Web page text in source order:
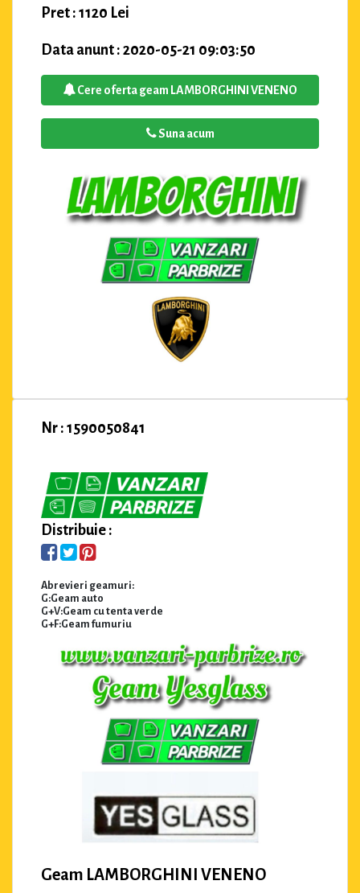
Pret : 1120 Lei
Data anunt : 2020-05-21 09:03:50
Cere oferta geam LAMBORGHINI VENENO
Suna acum
Nr : 1590050841
Distribuie :
Abrevieri geamuri:
G:Geam auto
G+V:Geam cu tenta verde
G+F:Geam fumuriu
Geam LAMBORGHINI VENENO